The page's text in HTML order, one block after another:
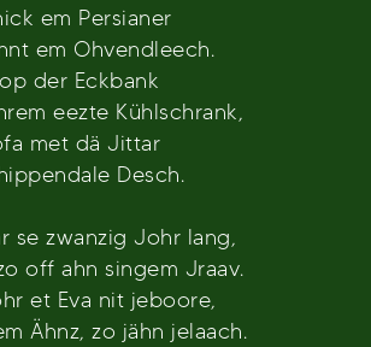
em Persianer
em Ohvendleech.
der Eckbank
eezte Kühlschrank,
met dä Jittar
Desch.
se zwanzig Johr lang,
off ahn singem Jraav.
et Eva nit jeboore,
Ähnz, zo jähn jelaach.